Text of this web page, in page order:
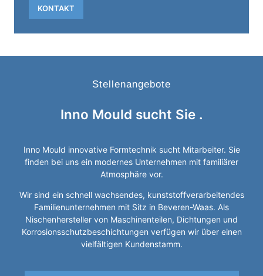
KONTAKT
Stellenangebote
Inno Mould sucht Sie .
Inno Mould innovative Formtechnik sucht Mitarbeiter. Sie
finden bei uns ein modernes Unternehmen mit familiärer
Atmosphäre vor.
Wir sind ein schnell wachsendes, kunststoffverarbeitendes
Familienunternehmen mit Sitz in Beveren-Waas. Als
Nischenhersteller von Maschinenteilen, Dichtungen und
Korrosionsschutzbeschichtungen verfügen wir über einen
vielfältigen Kundenstamm.